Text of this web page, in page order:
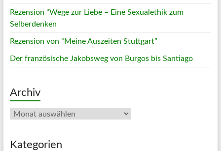
Rezension “Wege zur Liebe – Eine Sexualethik zum
Selberdenken
Rezension von “Meine Auszeiten Stuttgart”
Der französische Jakobsweg von Burgos bis Santiago
Archiv
Archiv
Kategorien